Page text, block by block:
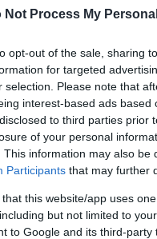
Not Process My
opt-out of the sale, sharing
for targeted
selection. Please note that
interest-based ads
to third parties prior
of your personal
This information may also
Participants that may further
that this website/app uses
but not limited to
to Google and its third-
მწვანე
და კომბოსტოს
ზრდისას
დაკბილული
რუკოლას ან
უყვართ.
კერძში. ის
ან პიცას. მისი